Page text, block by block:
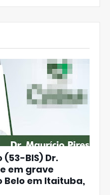
BIS) Dr.
em grave
Belo em Itaituba,